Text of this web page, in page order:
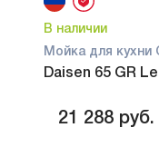
В наличии
Мойка для кухни
Daisen 65 GR
21 288 руб.